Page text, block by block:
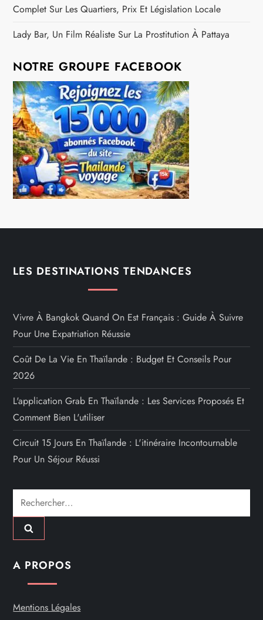
Complet Sur Les Quartiers, Prix Et Législation Locale
Lady Bar, Un Film Réaliste Sur La Prostitution À Pattaya
NOTRE GROUPE FACEBOOK
LES DESTINATIONS TENDANCES
Vivre À Bangkok Quand On Est Français : Guide À Suivre
Pour Une Expatriation Réussie
Coût De La Vie En Thaïlande : Budget Et Conseils Pour
2026
L'application Grab En Thaïlande : Les Services Proposés Et
Comment Bien L'utiliser
Circuit 15 Jours En Thaïlande : L'itinéraire Incontournable
Pour Un Séjour Réussi
Rechercher :
A PROPOS
Mentions Légales